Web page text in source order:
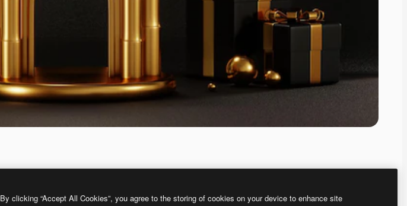
By clicking “Accept All Cookies”, you agree to the storing of cookies on your device to enhance site